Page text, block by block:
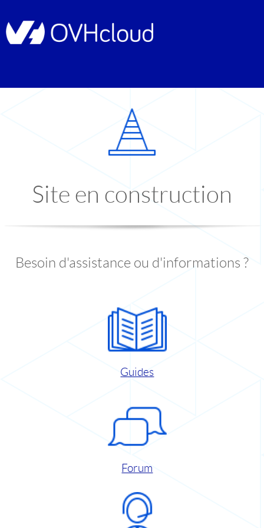
Site en construction
Besoin d'assistance ou d'informations ?
Guides
Forum